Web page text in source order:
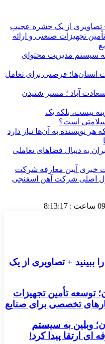
+ تصاویری از یک حشره عجیب
تجهیزات صنعتی و ارائه
سیستم مدیریت محتوای
انسان‌ها؛ فرصتی برای تعامل
آباد ؛ مسیر شنیدن
نیست، بلکه یک
سلامتی است؟
به دنبال فضاهای تعاملی
خبری آیین معارفه شرکت
اصلی شرکت آهن اسفنجی
ساعت : 8:13:17
ببینید + تصاویری از یک
توسعه تأمین تجهیزات
تخصصی برای صنایع
وبلین به سیستم
ای ارتقا پیدا کرد!